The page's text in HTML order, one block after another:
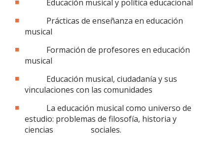
Educación musical y política educacional
Prácticas de enseñanza en educación
musical
Formación de profesores en educación
musical
Educación musical, ciudadanía y sus
vinculaciones con las comunidades
La educación musical como universo de
estudio: problemas de filosofía, historia y
ciencias
sociales.